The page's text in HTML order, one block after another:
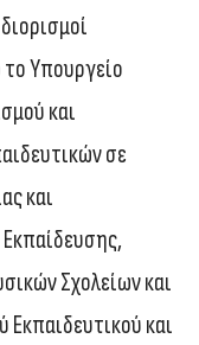
Υπουργείο
και
σε
και
Σχολείων και
Εκπαιδευτικού και